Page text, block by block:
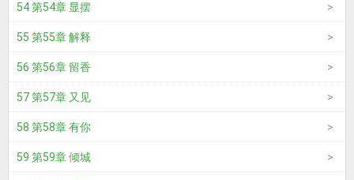
54 第54章 显摆
55 第55章 解释
56 第56章 留香
57 第57章 又见
58 第58章 有你
59 第59章 倾城